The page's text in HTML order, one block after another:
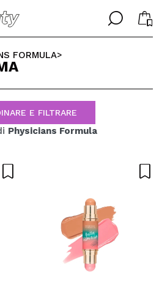
╳
un account
╳
LA TUA LINGUA
ITALIANO
ESPAÑOL
ENGLISH
FRANCES
FORMULA>
E FILTRARE
Physicians Formula